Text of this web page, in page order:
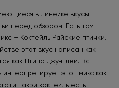
в линейке вкусы
перед обзором. Есть там
– Коктейль Райские птички.
этот вкус написан как
как Птица джунглей. Во-
интерпретирует этот микс как
такой коктейль есть